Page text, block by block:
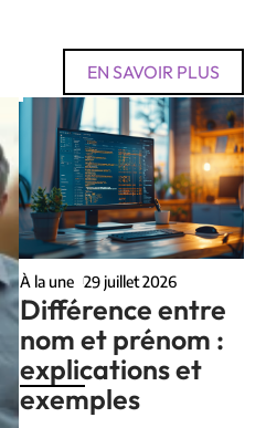
EN SAVOIR PLUS
À la une 29 juillet 2026
Différence entre
nom et prénom :
explications et
exemples